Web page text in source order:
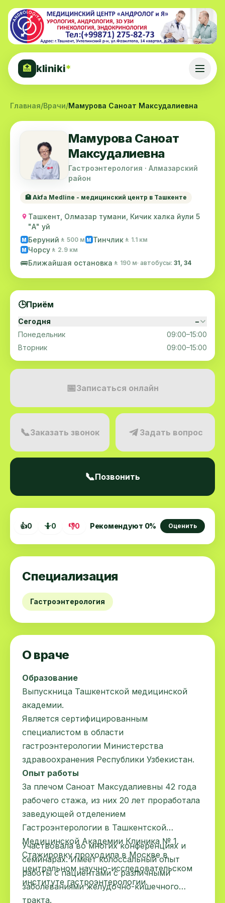
🏥 kliniki*
Главная/Врачи/Мамурова Саноат Максудалиевна
Мамурова Саноат
Максудалиевна
Гастроэнтерология · Алмазарский
район
🏥 Akfa Medline - медицинский центр в Ташкенте
Ташкент, Олмазар тумани, Кичик халка йули 5
"А" уй
M Беруний 🚶 500 м M Тинчлик 🚶 1.1 км
M Чорсу 🚶 2.9 км
🚌Ближайшая остановка 🚶 190 м· автобусы: 31, 34
👍0 🤷0 👎0 Рекомендуют 0% Оценить
Специализация
Гастроэнтерология
О враче
Образование
Выпускница Ташкентской медицинской
академии.
Является сертифицированным
специалистом в области
гастроэнтерологии Министерства
здравоохранения Республики Узбекистан.
Опыт работы
За плечом Саноат Максудалиевны 42 года
рабочего стажа, из них 20 лет проработала
заведующей отделением
Гастроэнтерологии в Ташкентской
Медицинской Академии Клиника № 1.
Стажировку проходила в Москве в
центральном научно-исследовательском
институте гастроэнтерологии.
Участвовала во многих конференциях и
семинарах. Имеет колоссальный опыт
работы с пациентами с различными
заболеваниями желудочно-кишечного
тракта.
🕒Приём
Сегодня
–
Понедельник
09:00–15:00
Вторник
09:00–15:00
📅Записаться онлайн
📞Заказать звонок Задать вопрос
📞Позвонить